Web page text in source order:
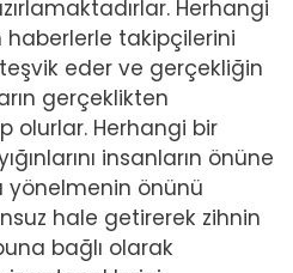
Herhangi
takipçilerini
eder ve gerçekliğin
gerçeklikten
olurlar. Herhangi bir
insanların önüne
yönelmenin önünü
hale getirerek zihnin
bağlı olarak